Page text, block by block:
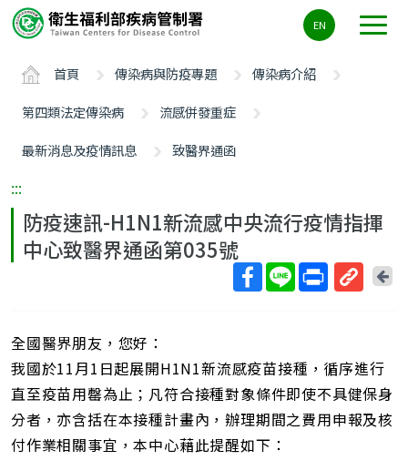
要
ALT+C
EN
首頁 傳染病與防疫專題
傳染病介紹
第四類法定傳染病
流感併發重症
最新消息及疫情訊息
致醫界通函
:::
防疫速訊-H1N1新流感中央流行疫情指揮
中心致醫界通函第035號
網
址
回
全國醫界朋友，您好：
我國於11月1日起展開H1N1新流感疫苗接種，循序進行
直至疫苗用罄為止；凡符合接種對象條件即使不具健保身
分者，亦含括在本接種計畫內，辦理期間之費用申報及核
付作業相關事宜，本中心藉此提醒如下：